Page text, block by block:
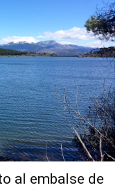
al embalse de